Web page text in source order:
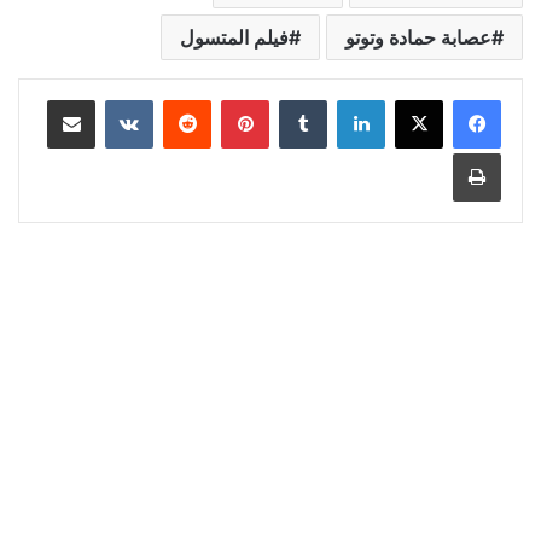
عصابة حمادة وتوتو فيلم المتسول
لينكدإن بينتيريست